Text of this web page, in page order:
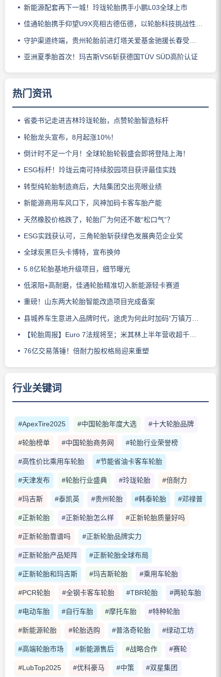
新能源配套再下一城！玲珑轮胎携手小鹏L03全球上市
佳通轮胎携手仰望U9X亮相古德伍德，以轮胎科技挑战性能边界
守护渠道终端，贵州轮胎前进灯塔关爱基金驰援长春受灾门店
亚洲夏季胎首次！玛吉斯VS6斩获德国TÜV SÜD高阶认证
热门资讯
省委书记走进吉林玲珑轮胎，点赞轮胎智造标杆
轮胎龙头宣布，8月起涨10%！
倒计时不足一个月！全球轮胎轮毂盛会即将登陆上海！
ESG标杆！玲珑云南可持续胶园项目获评最佳实践
转型纯轮胎制造商后，大陆集团交出亮眼业绩
新能源商用车风口下，风神加码卡客车胎产能
天然橡胶价格跌了，轮胎厂为何还不敢“松口气”？
ESG实践获认可，三角轮胎斩获绿色发展典范企业奖
全球炭黑巨头卡博特，宣布换帅
5.8亿轮胎基地升级项目，细节曝光
低滚阻+高耐磨，佳通轮胎精准切入新能源轻卡赛道
重磅！山东两大轮胎智能改造项目完成备案
县城养车生意进入品牌时代，途虎为何此时加码“万镇万店”？
【轮胎周报】Euro 7法规将至；米其林上半年营收超千亿；倍耐力上半年盈利稳增；龙星炭黑斩获欧洲近万吨订单
76亿交易落锤！倍耐力股权格局迎来重塑
行业关键词
#ApexTire2025 #中国轮胎年度大选 #十大轮胎品牌
#轮胎榜单 #中国轮胎商务网 #轮胎行业荣誉榜
#高性价比乘用车轮胎 #节能省油卡客车轮胎
#天津发布 #轮胎行业盛典 #玲珑轮胎 #倍耐力
#玛吉斯 #泰凯英 #贵州轮胎 #韩泰轮胎 #邓禄普
#正新轮胎 #正新轮胎怎么样 #正新轮胎质量好吗
#正新轮胎靠谱吗 #正新轮胎品牌实力
#正新轮胎产品矩阵 #正新轮胎全球布局
#正新轮胎和玛吉斯 #玛吉斯轮胎 #乘用车轮胎
#PCR轮胎 #全钢卡客车轮胎 #TBR轮胎 #两轮车胎
#电动车胎 #自行车胎 #摩托车胎 #特种轮胎
#新能源轮胎 #轮胎选购 #普洛奇轮胎 #绿动工坊
#高端轮胎市场 #新能源售后 #战略合作 #赛轮
#LubTop2025 #优科豪马 #中策 #双星集团